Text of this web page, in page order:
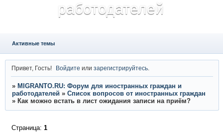
работодателей
Активные темы
Привет, Гость! Войдите илизарегистрируйтесь
» MIGRANTO.RU: Форум для иностранных граждан и
работодателей » Список вопросов от иностранных граждан
» Как можно встать в лист ожидания записи на приём?
Страница: 1